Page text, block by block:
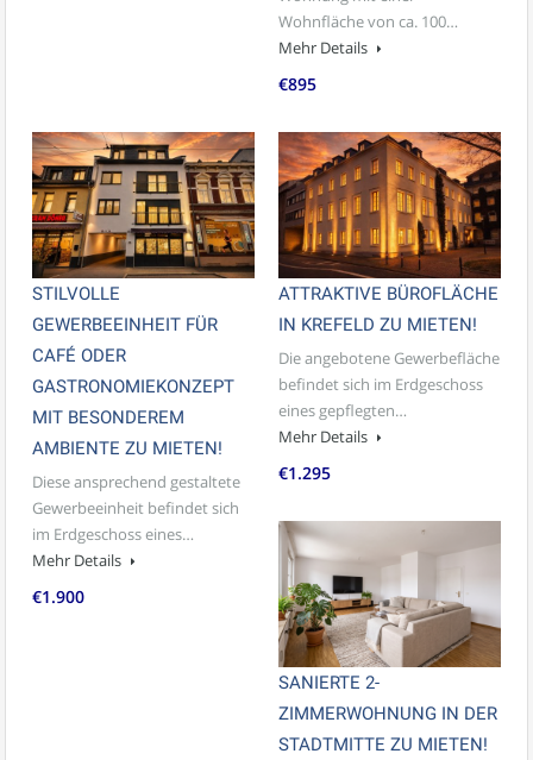
Wohnfläche von ca. 100…
Mehr Details
€895
STILVOLLE
GEWERBEEINHEIT FÜR
CAFÉ ODER
GASTRONOMIEKONZEPT
MIT BESONDEREM
AMBIENTE ZU MIETEN!
Diese ansprechend gestaltete
Gewerbeeinheit befindet sich
im Erdgeschoss eines…
Mehr Details
€1.900
ATTRAKTIVE BÜROFLÄCHE
IN KREFELD ZU MIETEN!
Die angebotene Gewerbefläche
befindet sich im Erdgeschoss
eines gepflegten…
Mehr Details
€1.295
SANIERTE 2-
ZIMMERWOHNUNG IN DER
STADTMITTE ZU MIETEN!